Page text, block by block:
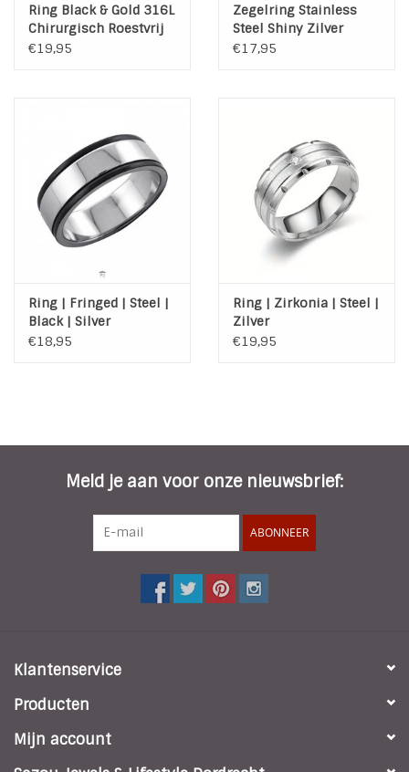
Ring Black & Gold 316L
Chirurgisch Roestvrij
staal
€19,95
Zegelring Stainless
Steel Shiny Zilver
€17,95
Ring | Fringed | Steel |
Black | Silver
€18,95
Ring | Zirkonia | Steel |
Zilver
€19,95
Meld je aan voor onze nieuwsbrief:
ABONNEER
Klantenservice
Producten
Mijn account